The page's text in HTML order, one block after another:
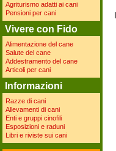
Agriturismo adatti ai cani
Pensioni per cani
Vivere con Fido
Alimentazione del cane
Salute del cane
Addestramento del cane
Articoli per cani
Informazioni
Razze di cani
Allevamenti di cani
Enti e gruppi cinofili
Esposizioni e raduni
Libri e riviste sui cani